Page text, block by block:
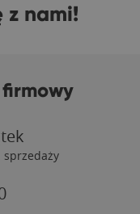
z nami!